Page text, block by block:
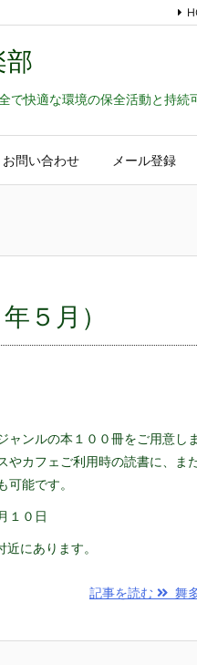
部
快適な環境の保全活動と持
お問い合わせ メール登録
５月）
ャンルの本１００冊をご用意しま
やカフェご利用時の読書に、ま
可能です。
１０日
にあります。
記事を読む 舞